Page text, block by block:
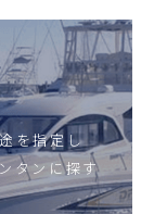
を指定し
タンに探す